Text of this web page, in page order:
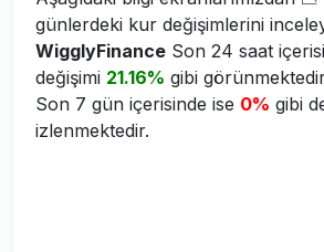
günlerdeki kur değişimlerini
WigglyFinance Son 24 saat
değişimi 21.16% gibi
Son 7 gün içerisinde ise 0% gibi
izlenmektedir.